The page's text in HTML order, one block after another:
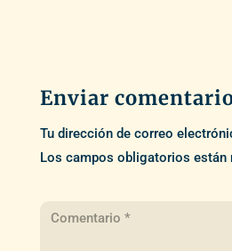
Enviar
Tu dirección de correo
Los campos obligatorios están